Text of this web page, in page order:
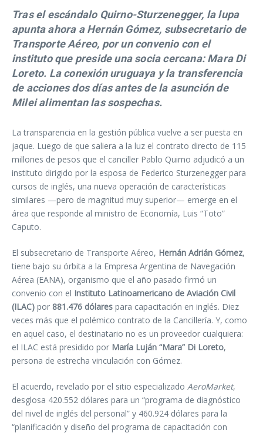
Tras el escándalo Quirno-Sturzenegger, la lupa
apunta ahora a Hernán Gómez, subsecretario de
Transporte Aéreo, por un convenio con el
instituto que preside una socia cercana: Mara Di
Loreto. La conexión uruguaya y la transferencia
de acciones dos días antes de la asunción de
Milei alimentan las sospechas.
La transparencia en la gestión pública vuelve a ser puesta en
jaque. Luego de que saliera a la luz el contrato directo de 115
millones de pesos que el canciller Pablo Quirno adjudicó a un
instituto dirigido por la esposa de Federico Sturzenegger para
cursos de inglés, una nueva operación de características
similares —pero de magnitud muy superior— emerge en el
área que responde al ministro de Economía, Luis “Toto”
Caputo.
El subsecretario de Transporte Aéreo, Hernán Adrián Gómez,
tiene bajo su órbita a la Empresa Argentina de Navegación
Aérea (EANA), organismo que el año pasado firmó un
convenio con el Instituto Latinoamericano de Aviación Civil
(ILAC) por 881.476 dólares para capacitación en inglés. Diez
veces más que el polémico contrato de la Cancillería. Y, como
en aquel caso, el destinatario no es un proveedor cualquiera:
el ILAC está presidido por María Luján “Mara” Di Loreto,
persona de estrecha vinculación con Gómez.
El acuerdo, revelado por el sitio especializado AeroMarket,
desglosa 420.552 dólares para un “programa de diagnóstico
del nivel de inglés del personal” y 460.924 dólares para la
“planificación y diseño del programa de capacitación con